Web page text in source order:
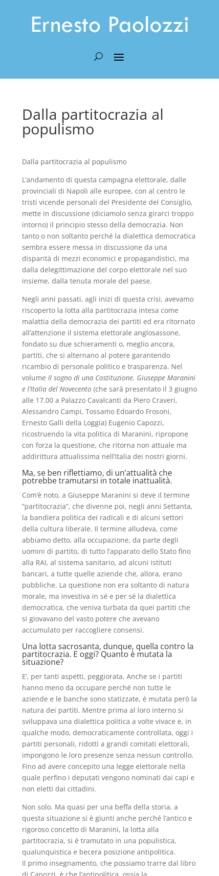
Dalla partitocrazia al
populismo
Dalla partitocrazia al populismo
L’andamento di questa campagna elettorale, dalle
provinciali di Napoli alle europee, con al centro le
tristi vicende personali del Presidente del Consiglio,
mette in discussione (diciamolo senza girarci troppo
intorno) il principio stesso della democrazia. Non
tanto o non soltanto perché la dialettica democratica
sembra essere messa in discussione da una
disparità di mezzi economici e propagandistici, ma
dalla delegittimazione del corpo elettorale nel suo
insieme, dalla tenuta morale del paese.
Negli anni passati, agli inizi di questa crisi, avevamo
riscoperto la lotta alla partitocrazia intesa come
malattia della democrazia dei partiti ed era ritornato
all’attenzione il sistema elettorale anglosassone,
fondato su due schieramenti o, meglio ancora,
partiti, che si alternano al potere garantendo
ricambio di personale politico e trasparenza. Nel
volume Il sogno di una Costituzione. Giuseppe Maranini
e l’Italia del Novecento(che sarà presentato il 3 giugno
alle 17.00 a Palazzo Cavalcanti da Piero Craveri,
Alessandro Campi, Tossamo Edoardo Frosoni,
Ernesto Galli della Loggia) Eugenio Capozzi,
ricostruendo la vita politica di Maranini, ripropone
con forza la questione, che ritorna non attuale ma
addirittura attualissima nell’Italia dei nostri giorni.
Ma, se ben riflettiamo, di un’attualità che
potrebbe tramutarsi in totale inattualità.
Com’è noto, a Giuseppe Maranini si deve il termine
“partitocrazia”, che divenne poi, negli anni Settanta,
la bandiera politica dei radicali e di alcuni settori
della cultura liberale. Il termine alludeva, come
abbiamo detto, alla occupazione, da parte degli
uomini di partito, di tutto l’apparato dello Stato fino
alla RAI, al sistema sanitario, ad alcuni istituti
bancari, a tutte quelle aziende che, allora, erano
pubbliche. La questione non era soltanto di natura
morale, ma investiva in sé e per sé la dialettica
democratica, che veniva turbata da quei partiti che
si giovavano del vasto potere che avevano
accumulato per raccogliere consensi.
Una lotta sacrosanta, dunque, quella contro la
partitocrazia. E oggi? Quanto è mutata la
situazione?
E’, per tanti aspetti, peggiorata. Anche se i partiti
hanno meno da occupare perché non tutte le
aziende e le banche sono statizzate, è mutata però la
natura dei partiti. Mentre prima al loro interno si
sviluppava una dialettica politica a volte vivace e, in
qualche modo, democraticamente controllata, oggi i
partiti personali, ridotti a grandi comitati elettorali,
impongono le loro presenze senza nessun controllo.
Fino ad avere concepito una legge elettorale nella
quale perfino i deputati vengono nominati dai capi e
non eletti dai cittadini.
Non solo. Ma quasi per una beffa della storia, a
questa situazione si è giunti anche perché l’antico e
rigoroso concetto di Maranini, la lotta alla
partitocrazia, si è tramutato in una populistica,
qualunquistica e becera posizione antipolitica.
Il primo insegnamento, che possiamo trarre dal libro